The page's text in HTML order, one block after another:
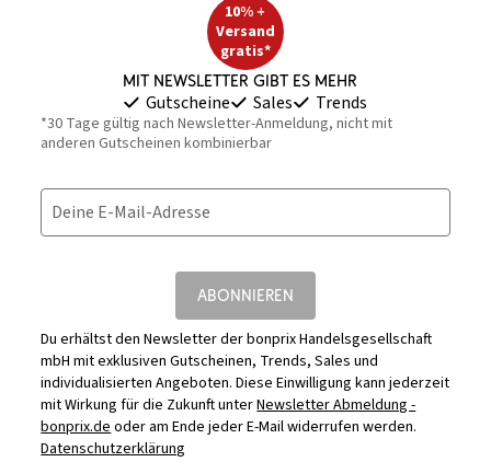
10% +
Versand
gratis*
Mit Newsletter gibt es mehr
Gutscheine Sales Trends
*30 Tage gültig nach Newsletter-Anmeldung, nicht mit
anderen Gutscheinen kombinierbar
Deine E-Mail-Adresse
ABONNIEREN
Du erhältst den Newsletter der bonprix Handelsgesellschaft
mbH mit exklusiven Gutscheinen, Trends, Sales und
individualisierten Angeboten. Diese Einwilligung kann jederzeit
mit Wirkung für die Zukunft unterNewsletter Abmeldung -
bonprix.deoder am Ende jeder E-Mail widerrufen werden.
Datenschutzerklärung